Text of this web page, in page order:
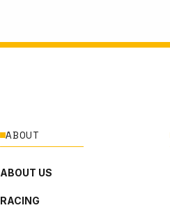
ABOUT
ABOUT US
RACING